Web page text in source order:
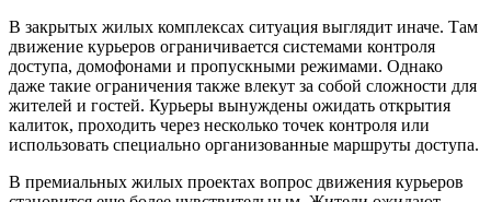
В закрытых жилых комплексах ситуация выглядит иначе. Там
движение курьеров ограничивается системами контроля
доступа, домофонами и пропускными режимами. Однако
даже такие ограничения также влекут за собой сложности для
жителей и гостей. Курьеры вынуждены ожидать открытия
калиток, проходить через несколько точек контроля или
использовать специально организованные маршруты доступа.
В премиальных жилых проектах вопрос движения курьеров